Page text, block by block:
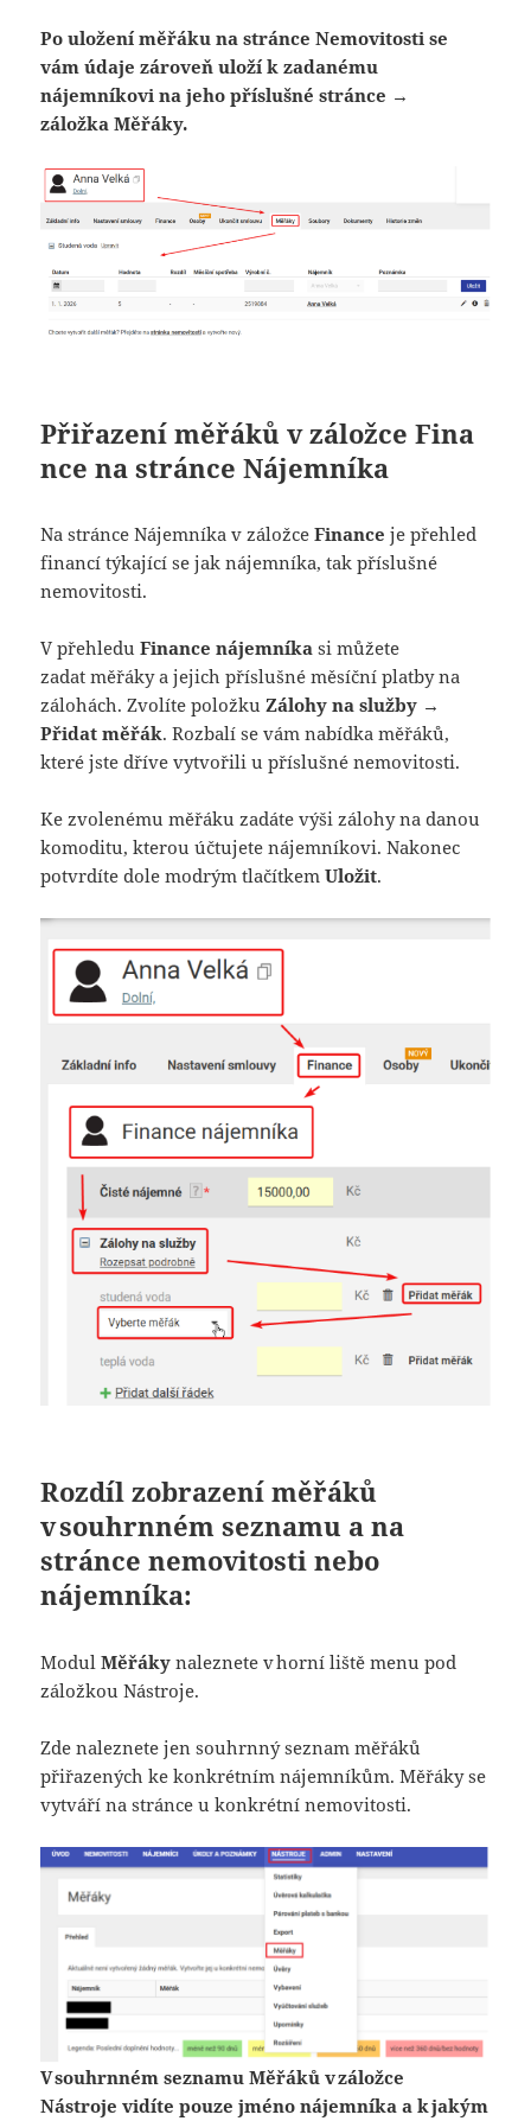
Po uložení měřáku na stránce Nemovitosti se
vám údaje zároveň uloží k zadanému
nájemníkovi na jeho příslušné stránce →
záložka Měřáky.
Přiřazení měřáků v záložce Fina
nce na stránce Nájemníka
Na stránce Nájemníka v záložceFinanceje přehled
financí týkající se jak nájemníka, tak příslušné
nemovitosti.
V přehledu Finance nájemníka si můžete
zadat měřáky a jejich příslušné měsíční platby na
zálohách. Zvolíte položkuZálohy na služby →
Přidat měřák. Rozbalí se vám nabídka měřáků,
které jste dříve vytvořili u příslušné nemovitosti.
Ke zvolenému měřáku zadáte výši zálohy na danou
komoditu, kterou účtujete nájemníkovi. Nakonec
potvrdíte dole modrým tlačítkemUložit.
Rozdíl zobrazení měřáků
v souhrnném seznamu a na
stránce nemovitosti nebo
nájemníka:
ModulMěřáky naleznete v horní liště menu pod
záložkou Nástroje.
Zde naleznete jen souhrnný seznam měřáků
přiřazených ke konkrétním nájemníkům. Měřáky se
vytváří na stránce u konkrétní nemovitosti.
V souhrnném seznamu Měřáků v záložce
Nástroje vidíte pouze jméno nájemníka a k jakým